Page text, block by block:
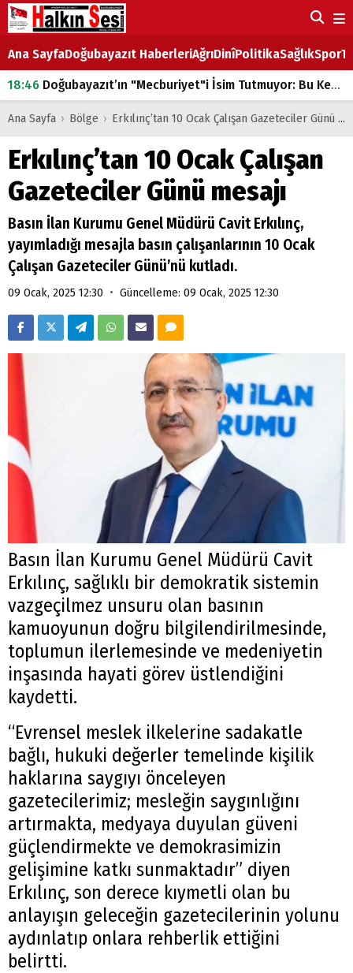
Ana SayfaDoğubayazıt HaberleriAğrıDinîPolitikaSağlıkSpor
18:46 Doğubayazıt’ın "Mecburiyet"i İsim Tutmuyor: Bu Kez de Mem u Zîn Oldu!
07:53Doğubayazıt’ta Ekmek Fiyatlarına Zam
07:16Doğubayazıt'ta çocukların sırtındaki ağır yük
DEVLET ve HÜKÜMET
18:29ÇARŞI CADDESİ YAZ BOZ TAHTASI
Ana Sayfa › Bölge › Erkılınç’tan 10 Ocak Çalışan Gazeteciler Günü mesajı
Erkılınç’tan 10 Ocak Çalışan
Gazeteciler Günü mesajı
Basın İlan Kurumu Genel Müdürü Cavit Erkılınç,
yayımladığı mesajla basın çalışanlarının 10 Ocak
Çalışan Gazeteciler Günü’nü kutladı.
09 Ocak, 2025 12:30 • Güncelleme: 09 Ocak, 2025 12:30
Basın İlan Kurumu Genel Müdürü Cavit
Erkılınç, sağlıklı bir demokratik sistemin
vazgeçilmez unsuru olan basının
kamuoyunun doğru bilgilendirilmesinde,
toplumun ilerlemesinde ve medeniyetin
inşasında hayati görev üstlendiğini
kaydetti.
“Evrensel meslek ilkelerine sadakatle
bağlı, hukuki değerler temelinde kişilik
haklarına saygıyı önceleyen
gazetecilerimiz; mesleğin saygınlığını
artırmakta, medyaya duyulan güveni
güçlendirmekte ve demokrasimizin
gelişimine katkı sunmaktadır” diyen
Erkılınç, son derece kıymetli olan bu
anlayışın geleceğin gazetecilerinin yolunu
aydınlatıp onlara rehberlik ettiğini
belirtti.